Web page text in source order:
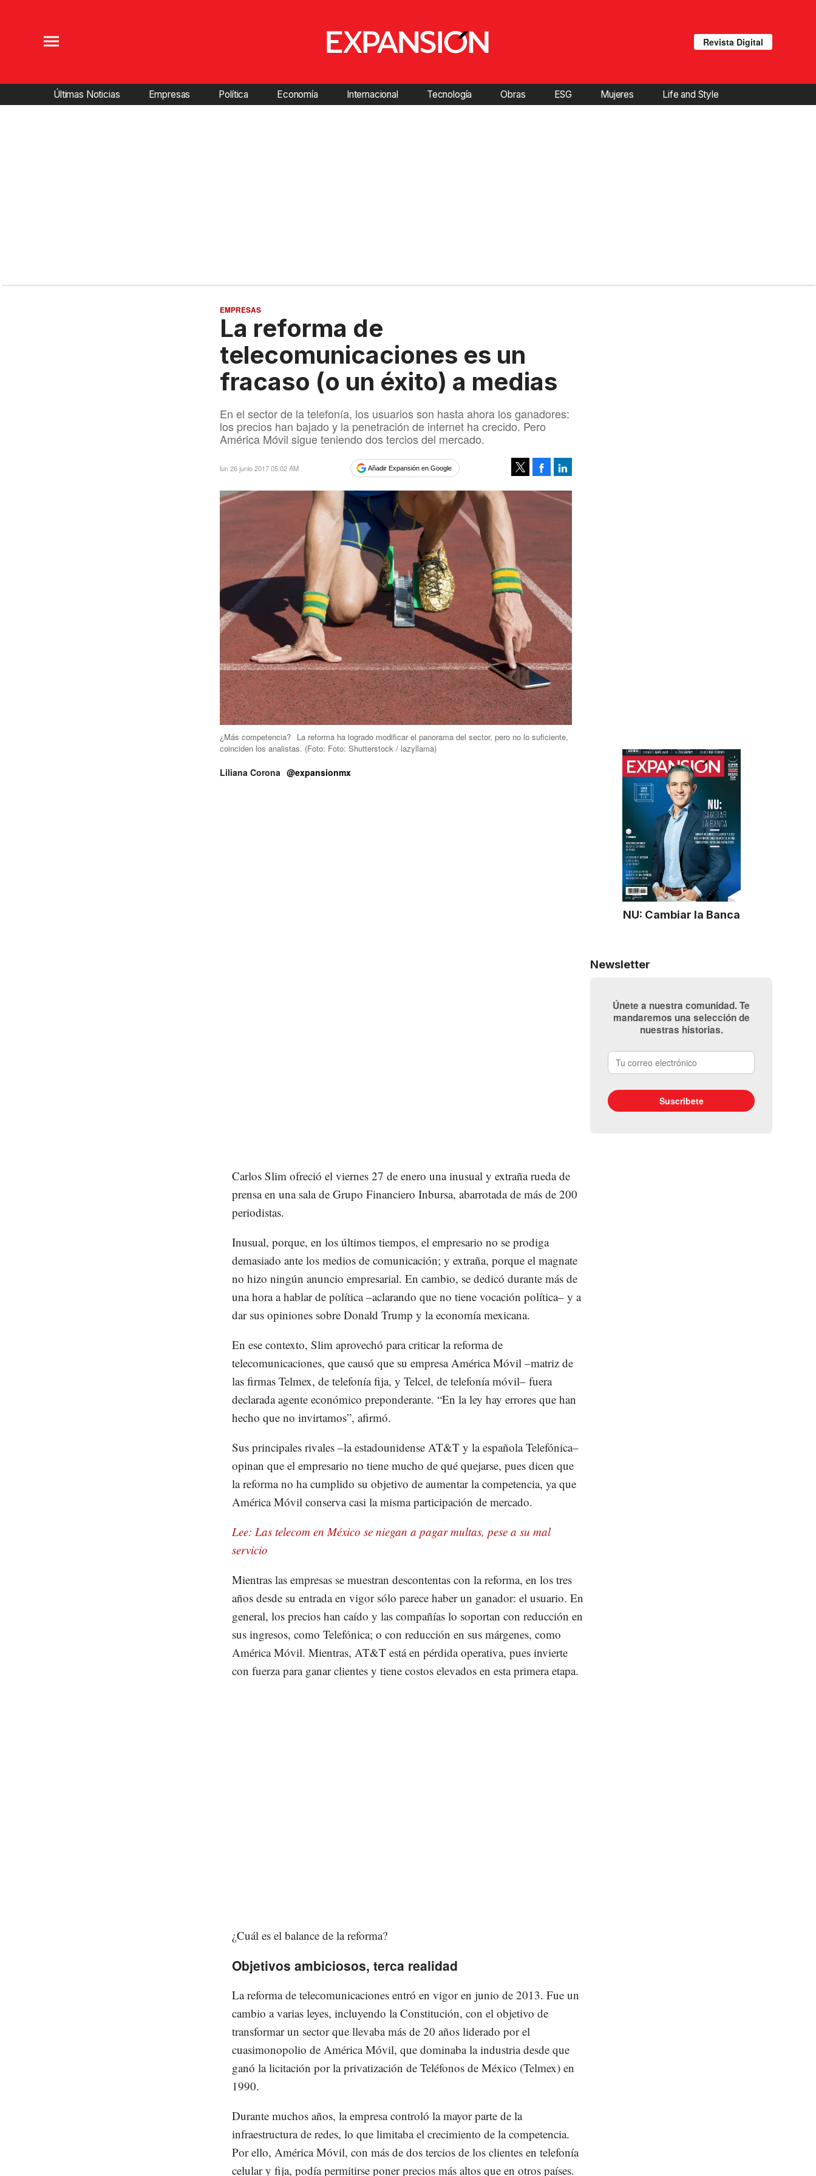
Revista Digital
Últimas Noticias Empresas Política Economía Internacional Tecnología Obras ESG Mujeres Life and Style
NU: Cambiar la Banca
Newsletter
Únete a nuestra comunidad. Te
mandaremos una selección de
nuestras historias.
EMPRESAS
La reforma de
telecomunicaciones es un
fracaso (o un éxito) a medias
En el sector de la telefonía, los usuarios son hasta ahora los ganadores:
los precios han bajado y la penetración de internet ha crecido. Pero
América Móvil sigue teniendo dos tercios del mercado.
lun 26 junio 2017 05:02 AM Añadir Expansión en Google Facebook
¿Más competencia? La reforma ha logrado modificar el panorama del sector, pero no lo suficiente,
coinciden los analistas. (Foto: Foto: Shutterstock / lazyllama)
Liliana Corona @expansionmx
Carlos Slim ofreció el viernes 27 de enero una inusual y extraña rueda de
prensa en una sala de Grupo Financiero Inbursa, abarrotada de más de 200
periodistas.
Inusual, porque, en los últimos tiempos, el empresario no se prodiga
demasiado ante los medios de comunicación; y extraña, porque el magnate
no hizo ningún anuncio empresarial. En cambio, se dedicó durante más de
una hora a hablar de política –aclarando que no tiene vocación política– y a
dar sus opiniones sobre Donald Trump y la economía mexicana.
En ese contexto, Slim aprovechó para criticar la reforma de
telecomunicaciones, que causó que su empresa América Móvil –matriz de
las firmas Telmex, de telefonía fija, y Telcel, de telefonía móvil– fuera
declarada agente económico preponderante. “En la ley hay errores que han
hecho que no invirtamos”, afirmó.
Sus principales rivales –la estadounidense AT&T y la española Telefónica–
opinan que el empresario no tiene mucho de qué quejarse, pues dicen que
la reforma no ha cumplido su objetivo de aumentar la competencia, ya que
América Móvil conserva casi la misma participación de mercado.
Lee: Las telecom en México se niegan a pagar multas, pese a su mal
servicio
Mientras las empresas se muestran descontentas con la reforma, en los tres
años desde su entrada en vigor sólo parece haber un ganador: el usuario. En
general, los precios han caído y las compañías lo soportan con reducción en
sus ingresos, como Telefónica; o con reducción en sus márgenes, como
América Móvil. Mientras, AT&T está en pérdida operativa, pues invierte
con fuerza para ganar clientes y tiene costos elevados en esta primera etapa.
¿Cuál es el balance de la reforma?
Objetivos ambiciosos, terca realidad
La reforma de telecomunicaciones entró en vigor en junio de 2013. Fue un
cambio a varias leyes, incluyendo la Constitución, con el objetivo de
transformar un sector que llevaba más de 20 años liderado por el
cuasimonopolio de América Móvil, que dominaba la industria desde que
ganó la licitación por la privatización de Teléfonos de México (Telmex) en
1990.
Durante muchos años, la empresa controló la mayor parte de la
infraestructura de redes, lo que limitaba el crecimiento de la competencia.
Por ello, América Móvil, con más de dos tercios de los clientes en telefonía
celular y fija, podía permitirse poner precios más altos que en otros países.